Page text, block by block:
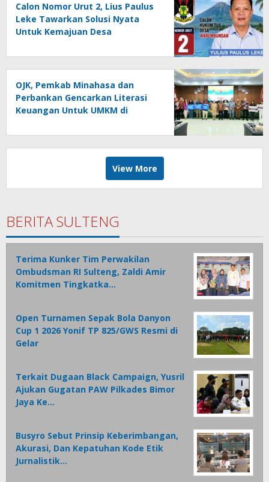
Calon Nomor Urut 2, Lius Paulus
Leke Tawarkan Solusi Nyata
Untuk Kemajuan Desa
OJK, Pemkab Minahasa dan
Perbankan Gencarkan Literasi
Keuangan Untuk UMKM di
View More
BERITA SULTENG
Terima Kunker Tim Perwakilan
Ombudsman RI Sulteng, Zaldi Amir
Komitmen Tingkatka…
Open Turnamen Sepak Bola Danyon
Cup 1 2026 Yonif TP 825/GWS Resmi di
Gelar
Terkait Dugaan Black Campaign, Yusril
Ajukan Gugatan PAW Pilkades Bimor
Jaya Ke…
Busyro Sebut Prinsip Keberimbangan,
Akurasi, Dan Kepatuhan Kode Etik
Jurnalistik…